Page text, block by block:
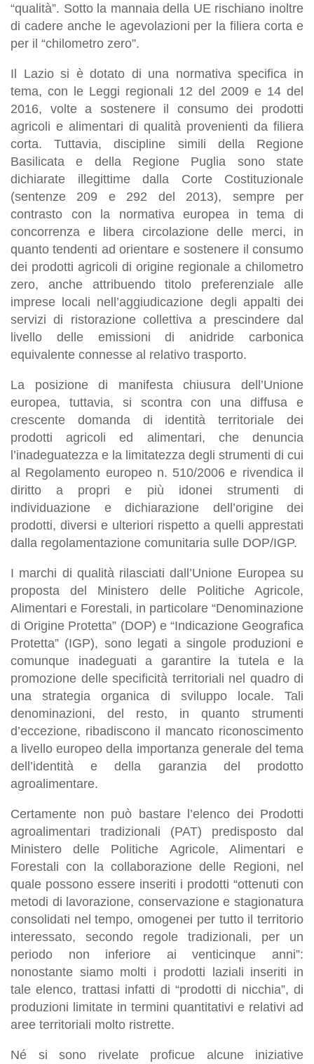
“qualità”. Sotto la mannaia della UE rischiano inoltre
di cadere anche le agevolazioni per la filiera corta e
per il “chilometro zero”.
Il Lazio si è dotato di una normativa specifica in
tema, con le Leggi regionali 12 del 2009 e 14 del
2016, volte a sostenere il consumo dei prodotti
agricoli e alimentari di qualità provenienti da filiera
corta. Tuttavia, discipline simili della Regione
Basilicata e della Regione Puglia sono state
dichiarate illegittime dalla Corte Costituzionale
(sentenze 209 e 292 del 2013), sempre per
contrasto con la normativa europea in tema di
concorrenza e libera circolazione delle merci, in
quanto tendenti ad orientare e sostenere il consumo
dei prodotti agricoli di origine regionale a chilometro
zero, anche attribuendo titolo preferenziale alle
imprese locali nell’aggiudicazione degli appalti dei
servizi di ristorazione collettiva a prescindere dal
livello delle emissioni di anidride carbonica
equivalente connesse al relativo trasporto.
La posizione di manifesta chiusura dell’Unione
europea, tuttavia, si scontra con una diffusa e
crescente domanda di identità territoriale dei
prodotti agricoli ed alimentari, che denuncia
l’inadeguatezza e la limitatezza degli strumenti di cui
al Regolamento europeo n. 510/2006 e rivendica il
diritto a propri e più idonei strumenti di
individuazione e dichiarazione dell’origine dei
prodotti, diversi e ulteriori rispetto a quelli apprestati
dalla regolamentazione comunitaria sulle DOP/IGP.
I marchi di qualità rilasciati dall’Unione Europea su
proposta del Ministero delle Politiche Agricole,
Alimentari e Forestali, in particolare “Denominazione
di Origine Protetta” (DOP) e “Indicazione Geografica
Protetta” (IGP), sono legati a singole produzioni e
comunque inadeguati a garantire la tutela e la
promozione delle specificità territoriali nel quadro di
una strategia organica di sviluppo locale. Tali
denominazioni, del resto, in quanto strumenti
d’eccezione, ribadiscono il mancato riconoscimento
a livello europeo della importanza generale del tema
dell’identità e della garanzia del prodotto
agroalimentare.
Certamente non può bastare l’elenco dei Prodotti
agroalimentari tradizionali (PAT) predisposto dal
Ministero delle Politiche Agricole, Alimentari e
Forestali con la collaborazione delle Regioni, nel
quale possono essere inseriti i prodotti “ottenuti con
metodi di lavorazione, conservazione e stagionatura
consolidati nel tempo, omogenei per tutto il territorio
interessato, secondo regole tradizionali, per un
periodo non inferiore ai venticinque anni”:
nonostante siamo molti i prodotti laziali inseriti in
tale elenco, trattasi infatti di “prodotti di nicchia”, di
produzioni limitate in termini quantitativi e relativi ad
aree territoriali molto ristrette.
Né si sono rivelate proficue alcune iniziative